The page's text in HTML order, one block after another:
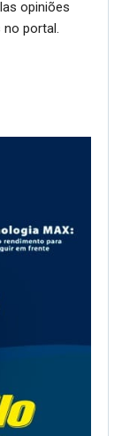
opiniões
portal.